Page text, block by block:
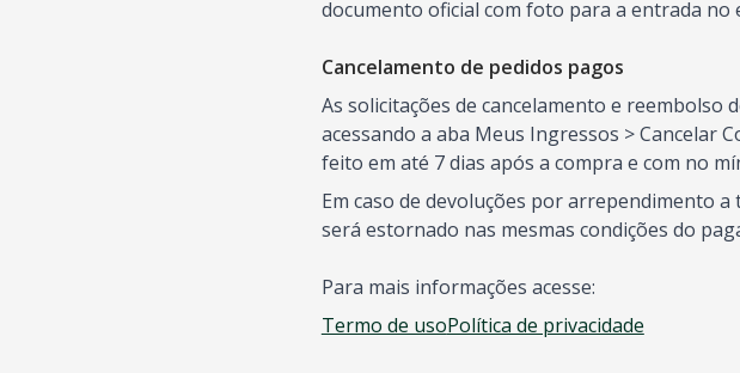
documento oficial com foto para a entrada no
Cancelamento de pedidos pagos
As solicitações de cancelamento e
acessando a aba Meus Ingressos > Cancelar
feito em até 7 dias após a compra e com no
Em caso de devoluções por arrependimento
será estornado nas mesmas condições do
Para mais informações acesse:
Termo de usoPolítica de privacidade